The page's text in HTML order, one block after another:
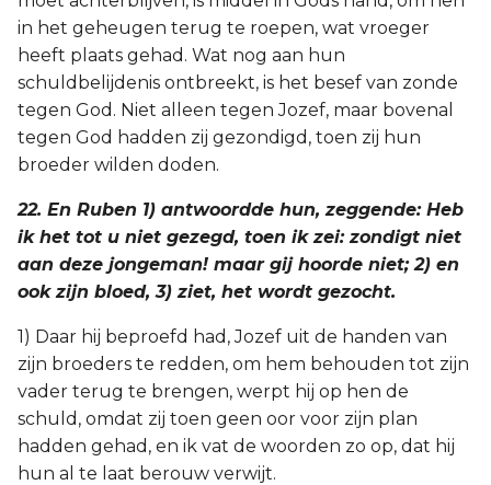
in het geheugen terug te roepen, wat vroeger
heeft plaats gehad. Wat nog aan hun
schuldbelijdenis ontbreekt, is het besef van zonde
tegen God. Niet alleen tegen Jozef, maar bovenal
tegen God hadden zij gezondigd, toen zij hun
broeder wilden doden.
22. En Ruben 1) antwoordde hun, zeggende: Heb
ik het tot u niet gezegd, toen ik zei: zondigt niet
aan deze jongeman! maar gij hoorde niet; 2) en
ook zijn bloed, 3) ziet, het wordt gezocht.
1) Daar hij beproefd had, Jozef uit de handen van
zijn broeders te redden, om hem behouden tot zijn
vader terug te brengen, werpt hij op hen de
schuld, omdat zij toen geen oor voor zijn plan
hadden gehad, en ik vat de woorden zo op, dat hij
hun al te laat berouw verwijt.